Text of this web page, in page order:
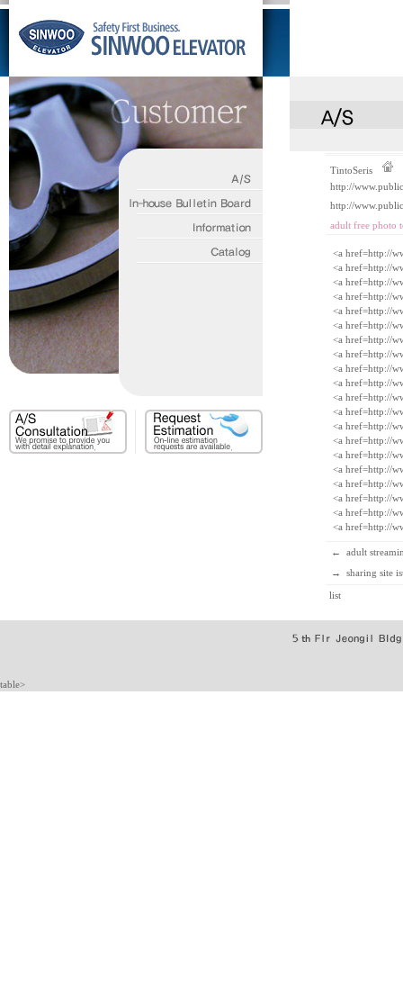
TintoSeris
http://
http://
adult free photo
<a href=http://
<a href=http://
<a href=http://
<a href=http://
<a href=http://
<a href=http://
<a href=http://
<a href=http://
<a href=http://
<a href=http://
<a href=http://
<a href=http://
<a href=http://
<a href=http://
<a href=http://
<a href=http://
<a href=http://
<a href=http://
<a href=http://
<a href=http://
←
adult
→
sharing site
list
table>